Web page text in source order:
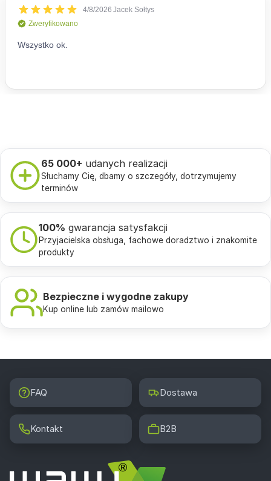
65 000+ udanych realizacji
Słuchamy Cię, dbamy o szczegóły, dotrzymujemy
terminów
100% gwarancja satysfakcji
Przyjacielska obsługa, fachowe doradztwo i znakomite
produkty
Bezpieczne i wygodne zakupy
Kup online lub zamów mailowo
FAQ Dostawa
Kontakt B2B